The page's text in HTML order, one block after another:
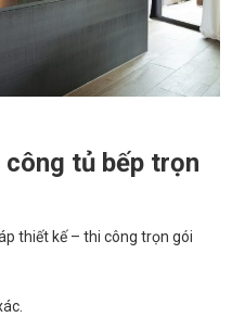
tủ bếp trọn
thiết kế – thi công trọn gói